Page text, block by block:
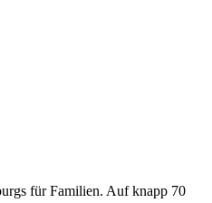
für Familien. Auf knapp 70